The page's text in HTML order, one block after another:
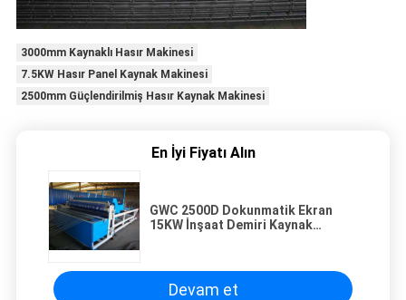
3000mm Kaynaklı Hasır Makinesi
7.5KW Hasır Panel Kaynak Makinesi
2500mm Güçlendirilmiş Hasır Kaynak Makinesi
En İyi Fiyatı Alın
GWC 2500D Dokunmatik Ekran
15KW İnşaat Demiri Kaynak
Devam et